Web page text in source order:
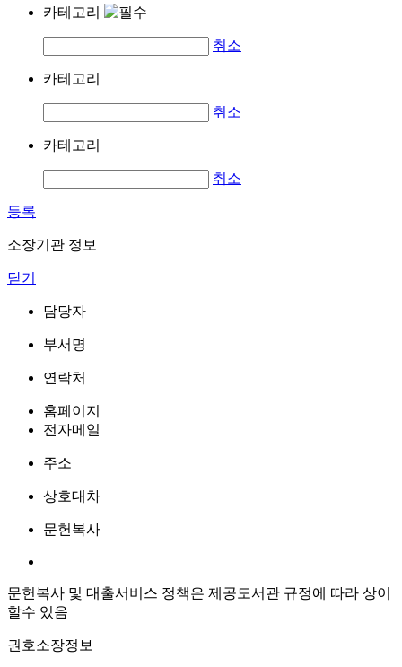
카테고리
취소
카테고리
취소
카테고리
취소
등록
소장기관 정보
닫기
담당자
부서명
연락처
홈페이지
전자메일
주소
상호대차
문헌복사
문헌복사 및 대출서비스 정책은 제공도서관 규정에 따라 상이
할수 있음
권호소장정보